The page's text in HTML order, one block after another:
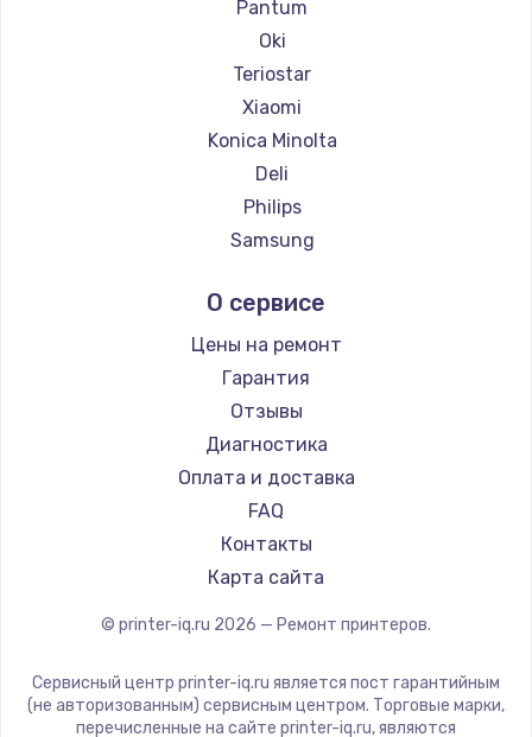
Pantum
Oki
Teriostar
Xiaomi
Konica Minolta
Deli
Philips
Samsung
Lexmark
Sharp
TSC
Fujitsu
Godex
О сервисе
Цены на ремонт
Гарантия
Отзывы
Диагностика
Оплата и доставка
FAQ
Контакты
Карта сайта
© printer-iq.ru 2026 — Ремонт принтеров.
Сервисный центр printer-iq.ru является пост гарантийным
(не авторизованным) сервисным центром. Торговые марки,
перечисленные на сайте printer-iq.ru, являются